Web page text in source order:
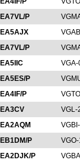
EA7VL/P
EA5AJX
EA7VL/P
EA5IIC
EA5ES/P
EA4IF/P
EA3CV
VGL-
EA2AQM
EB1DM/P
EA2DJK/P